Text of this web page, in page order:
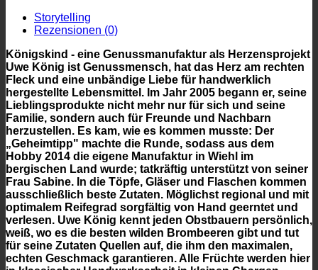
Storytelling
Rezensionen (0)
Königskind - eine Genussmanufaktur als Herzensprojekt
Uwe König ist Genussmensch, hat das Herz am rechten
Fleck und eine unbändige Liebe für handwerklich
hergestellte Lebensmittel. Im Jahr 2005 begann er, seine
Lieblingsprodukte nicht mehr nur für sich und seine
Familie, sondern auch für Freunde und Nachbarn
herzustellen. Es kam, wie es kommen musste: Der
„Geheimtipp" machte die Runde, sodass aus dem
Hobby 2014 die eigene Manufaktur in Wiehl im
bergischen Land wurde; tatkräftig unterstützt von seiner
Frau Sabine. In die Töpfe, Gläser und Flaschen kommen
ausschließlich beste Zutaten. Möglichst regional und mit
optimalem Reifegrad sorgfältig von Hand geerntet und
verlesen. Uwe König kennt jeden Obstbauern persönlich,
weiß, wo es die besten wilden Brombeeren gibt und tut
für seine Zutaten Quellen auf, die ihm den maximalen,
echten Geschmack garantieren. Alle Früchte werden hier